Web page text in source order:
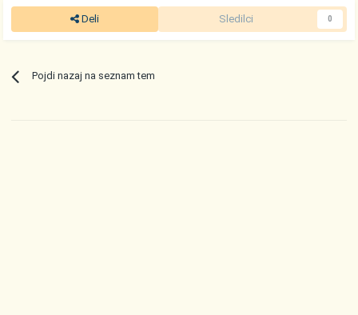
Deli Sledilci 0
Pojdi nazaj na seznam tem